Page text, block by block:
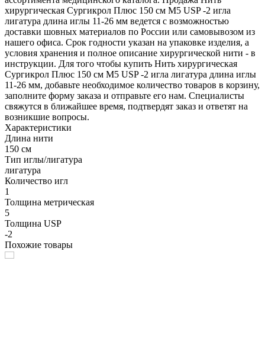
хирургическая Сургикрол Плюс 150 см М5 USP -2 игла
лигатура длина иглы 11-26 мм ведется с возможностью
доставки шовных материалов по России или самовывозом из
нашего офиса. Срок годности указан на упаковке изделия, а
условия хранения и полное описание хирургической нити - в
инструкции. Для того чтобы купить Нить хирургическая
Сургикрол Плюс 150 см М5 USP -2 игла лигатура длина иглы
11-26 мм, добавьте необходимое количество товаров в корзину,
заполните форму заказа и отправьте его нам. Специалисты
свяжутся в ближайшее время, подтвердят заказ и ответят на
возникшие вопросы.
Характеристики
Длина нити
150 см
Тип иглы/лигатура
лигатура
Количество игл
1
Толщина метрическая
5
Толщина USP
-2
Похожие товары